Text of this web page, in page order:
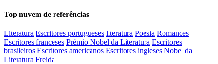
Top nuvem de referências
Literatura Escritores portugueses literatura Poesia Romances
Escritores franceses Prémio Nobel da Literatura Escritores
brasileiros Escritores americanos Escritores ingleses Nobel da
Literatura Freida